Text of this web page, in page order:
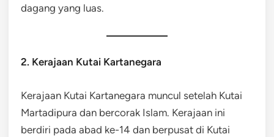
dagang yang luas.
2. Kerajaan Kutai Kartanegara
Kerajaan Kutai Kartanegara muncul setelah Kutai
Martadipura dan bercorak Islam. Kerajaan ini
berdiri pada abad ke-14 dan berpusat di Kutai